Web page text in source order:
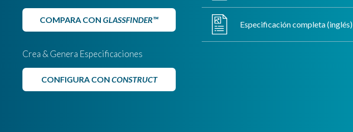
COMPARA CONGLASSFINDER™
Crea & Genera Especificaciones
CONFIGURA CON CONSTRUCT
Especificación completa (inglés)